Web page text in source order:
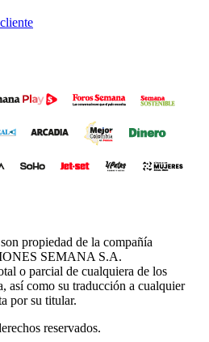
propiedad de la compañía
SEMANA S.A.
o parcial de cualquiera de los
así como su traducción a cualquier
por su titular.
reservados.